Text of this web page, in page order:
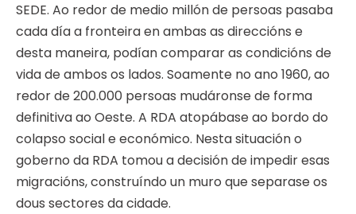
SEDE. Ao redor de medio millón de persoas pasaba
cada día a fronteira en ambas as direccións e
desta maneira, podían comparar as condicións de
vida de ambos os lados. Soamente no ano 1960, ao
redor de 200.000 persoas mudáronse de forma
definitiva ao Oeste. A RDA atopábase ao bordo do
colapso social e económico. Nesta situación o
goberno da RDA tomou a decisión de impedir esas
migracións, construíndo un muro que separase os
dous sectores da cidade.